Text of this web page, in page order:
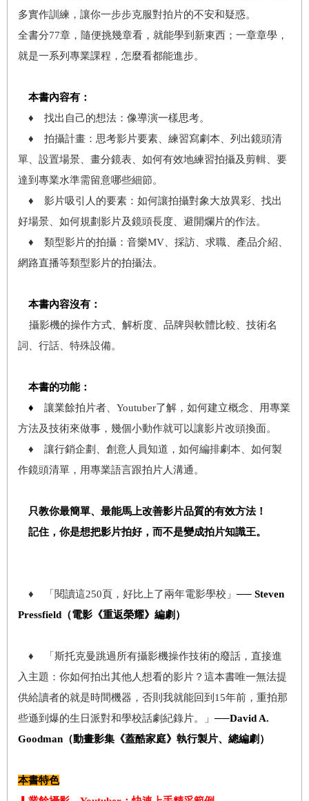
多實作訓練，讓你一步步克服對拍片的不安和疑惑。
全書分77章，隨便挑幾章看，就能學到新東西；一章章學，
就是一系列專業課程，怎麼看都能進步。
本書內容有：
♦ 找出自己的想法：像導演一樣思考。
♦ 拍攝計畫：思考影片要素、練習寫劇本、列出鏡頭清
單、設置場景、畫分鏡表、如何有效地練習拍攝及剪輯、要
達到專業水準需留意哪些細節。
♦ 影片吸引人的要素：如何讓拍攝對象大放異彩、找出
好場景、如何規劃影片及鏡頭長度、避開爛片的作法。
♦ 類型影片的拍攝：音樂MV、採訪、求職、產品介紹、
網路直播等類型影片的拍攝法。
本書內容沒有：
攝影機的操作方式、解析度、品牌與軟體比較、技術名
詞、行話、特殊設備。
本書的功能：
♦ 讓業餘拍片者、Youtuber了解，如何建立概念、用專業
方法及技術來做事，幾個小動作就可以讓影片改頭換面。
♦ 讓行銷企劃、創意人員知道，如何編排劇本、如何製
作鏡頭清單，用專業語言跟拍片人溝通。
只教你最簡單、最能馬上改善影片品質的有效方法！
記住，你是想把影片拍好，而不是變成拍片知識王。
♦ 「閱讀這250頁，好比上了兩年電影學校」 ── Steven
Pressfield（電影《重返榮耀》編劇）
♦ 「斯托克曼跳過所有攝影機操作技術的廢話，直接進
入主題：你如何拍出其他人想看的影片？這本書唯一無法提
供給讀者的就是時間機器，否則我就能回到15年前，重拍那
些遜到爆的生日派對和學校話劇紀錄片。」 ──David A.
Goodman（動畫影集《蓋酷家庭》執行製片、總編劇）
本書特色